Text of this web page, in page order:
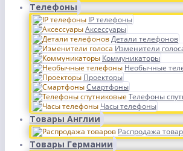
Телефоны
IP телефоны
Аксессуары
Детали телефонов
Изменители
Коммуникаторы
Необычные
Проекторы
Смартфоны
Телефоны
Часы телефоны
Товары Англии
Распродажа
Товары Германии